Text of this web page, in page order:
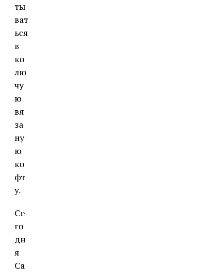
ты
ват
ься
в
ко
лю
чу
ю
вя
за
ну
ю
ко
фт
у.
Се
го
дн
я
Са